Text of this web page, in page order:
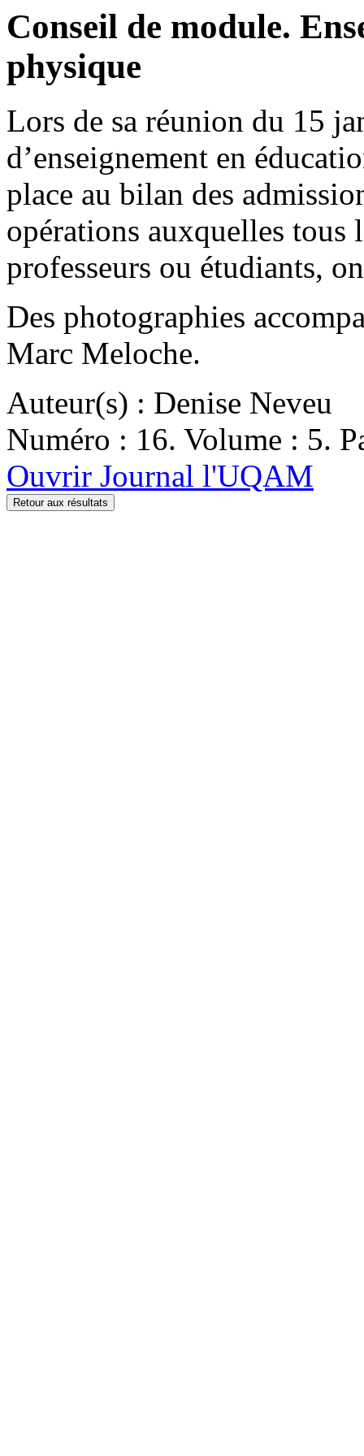
Conseil de module.
physique
Lors de sa réunion du 15
d’enseignement en
place au bilan des
opérations auxquelles tous
professeurs ou étudiants,
Des photographies
Marc Meloche.
Auteur(s) : Denise Neveu
Numéro : 16. Volume : 5.
Ouvrir Journal l'UQAM
Retour aux résultats